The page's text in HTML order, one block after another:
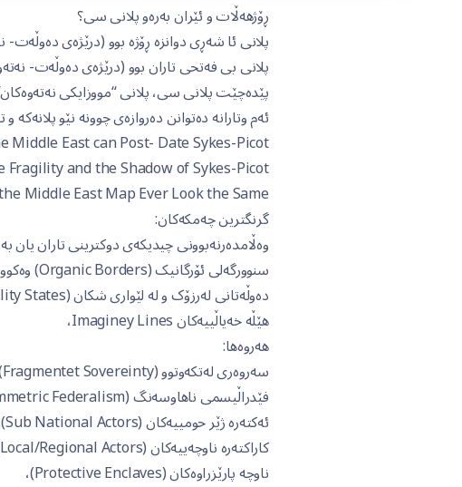
ڕۆژهەڵات و ئێران بەرەو پلانی سی؟
پلانی ئا شەڕی دوانزە ڕۆژە بوو (درێژەی دەوڵەت-
پلانی بی فەتحی تاران بوو (درێژەی دەوڵەت-
پێدەچێت پلانی سی، پلانی “مووزایکی
ئەم وتارانە دەتوانن دەروازەی چوونە نێو پلانەکە
Middle East can Post- Date Sykes-Picot
Fragility and the Shadow of Sykes-Picot
Middle East Map Ever Look the Same?
گرنگترین چەمکەکان:
وەڵامدەرنەبوونی چیدیکەی دوکترینی تاران یان
سنوورگەلی ئۆرگانیک (Organic Borders) وەکوو بنەمای تیۆریکی بافێر زۆن (Buffer Zone)،
دەوڵەتانی لەرزۆک و لە لێواری شکان (Fragility States)،
هێڵە خەیاڵییەکان Imaginey Lines،
هەروەها:
سەروەری لەتکەوتوو (Fragmentet Sovereinty)،
فێدراڵیسمی ناهاوسەنگ (Asymmetric Federalism)،
ئەکتەرە ژێر حومییەکان (Sub National Actors)،
کاراکتەرە ناوچەییەکان (Local/Regional Actors)،
ناوچە پارێزراوەکان (Protective Enclaves)،